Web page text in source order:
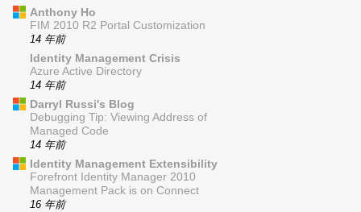
Anthony Ho
FIM 2010 R2 Portal Customization
14 年前
Identity Management Crisis
Azure Active Directory
14 年前
Darryl Russi's Blog
Debugging Tip: Viewing Address of
Managed Code
14 年前
Identity Management Extensibility
Forefront Identity Manager 2010
Management Pack is on Connect
16 年前